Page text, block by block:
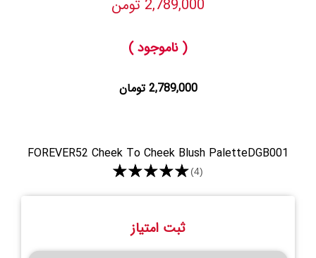
2,789,000 تومن
( ناموجود )
2,789,000 تومان
FOREVER52 Cheek To Cheek Blush PaletteDGB001
★★★★★(4)
ثبت امتیاز